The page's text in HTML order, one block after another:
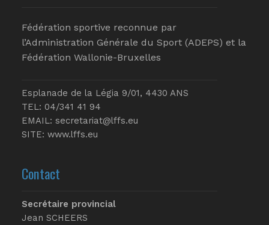
Fédération sportive reconnue par
l’Administration Générale du Sport (ADEPS) et la
Fédération Wallonie-Bruxelles
Esplanade de la Légia 9/01, 4430 ANS
TEL: 04/341 41 94
EMAIL: secretariat@lffs.eu
SITE: www.lffs.eu
Contact
Secrétaire provincial
Jean SCHEERS